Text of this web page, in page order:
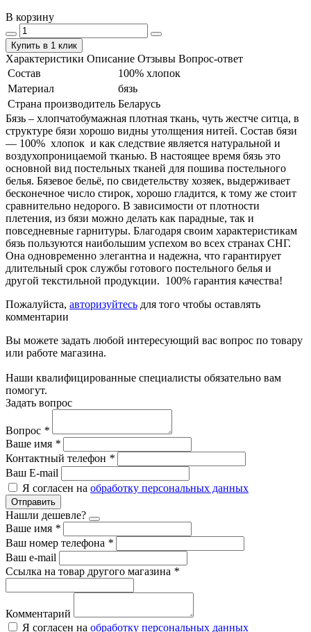
В корзину
Купить в 1 клик
Характеристики Описание Отзывы Вопрос-ответ
Состав
100% хлопок
Материал
бязь
Страна производитель Беларусь
Бязь – хлопчатобумажная плотная ткань, чуть жестче ситца, в
структуре бязи хорошо видны утолщения нитей. Состав бязи
― 100% хлопок и как следствие является натуральной и
воздухопроницаемой тканью. В настоящее время бязь это
основной вид постельных тканей для пошива постельного
белья. Бязевое бельё, по свидетельству хозяек, выдерживает
бесконечное число стирок, хорошо гладится, к тому же стоит
сравнительно недорого. В зависимости от плотности
плетения, из бязи можно делать как парадные, так и
повседневные гарнитуры. Благодаря своим характеристикам
бязь пользуются наибольшим успехом во всех странах СНГ.
Она одновременно элегантна и надежна, что гарантирует
длительный срок службы готового постельного белья и
другой текстильной продукции. 100% гарантия качества!
Пожалуйста, авторизуйтесь для того чтобы оставлять
комментарии
Вы можете задать любой интересующий вас вопрос по товару
или работе магазина.
Наши квалифицированные специалисты обязательно вам
помогут.
Задать вопрос
Вопрос *
Ваше имя *
Контактный телефон *
Ваш E-mail
Я согласен на обработку персональных данных
Отправить
Нашли дешевле?
Ваше имя *
Ваш номер телефона *
Ваш e-mail
Ссылка на товар другого магазина *
Комментарий
Я согласен на обработку персональных данных